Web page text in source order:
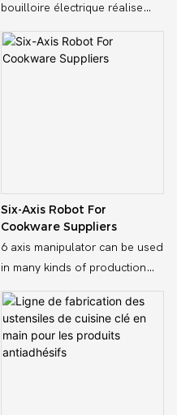
échelle, il offre une efficacité
élevée et une efficacité
bouilloire électrique réalise
l'automatisation complète du
processus, depuis le traitement
des matières premières jusqu'à
l'efficacité de la production et
la qualité du produit, réduit le
coût de la main-d'œuvre et
améliore la compétitivité du
marché. entreprise
Six-Axis Robot For
Cookware Suppliers
6 axis manipulator can be used
in many kinds of production
line like frying pan production
line, aluminum cookware
production line, air fryer
production line, oven